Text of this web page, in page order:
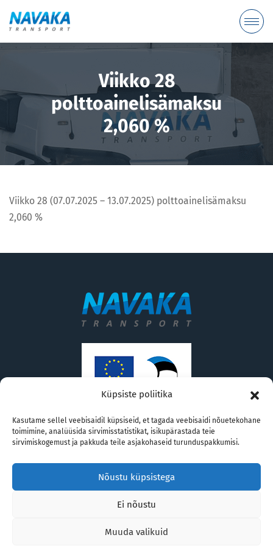
Küpsiste poliitika
Kasutame sellel veebisaidil küpsiseid, et tagada veebisaidi nõuetekohane
toimimine, analüüsida sirvimisstatistikat, isikupärastada teie
sirvimiskogemust ja pakkuda teile asjakohaseid turunduspakkumisi.
Nõustu küpsistega
Ei nõustu
Muuda valikuid
Viikko 28
polttoainelisämaksu
2,060 %
Viikko 28 (07.07.2025 – 13.07.2025) polttoainelisämaksu
2,060 %
Navaka Transport AS
navaka@navaka.ee
Paljassaare tee 41 Tallinn 10313